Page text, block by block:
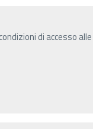
di accesso alle